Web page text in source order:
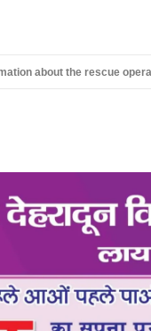
about the rescue